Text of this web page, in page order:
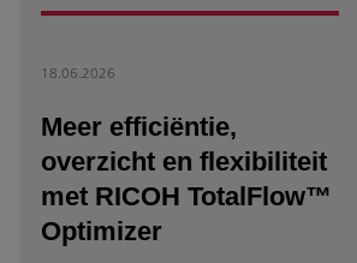
18.06.2026
Meer efficiëntie,
overzicht en flexibiliteit
met RICOH TotalFlow™
Optimizer